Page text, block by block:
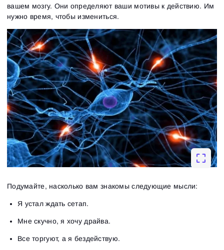
вашем мозгу. Они определяют ваши мотивы к действию. Им
нужно время, чтобы измениться.
Подумайте, насколько вам знакомы следующие мысли:
Я устал ждать сетап.
Мне скучно, я хочу драйва.
Все торгуют, а я бездействую.